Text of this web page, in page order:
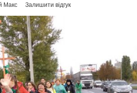
Макс Залишити відгук